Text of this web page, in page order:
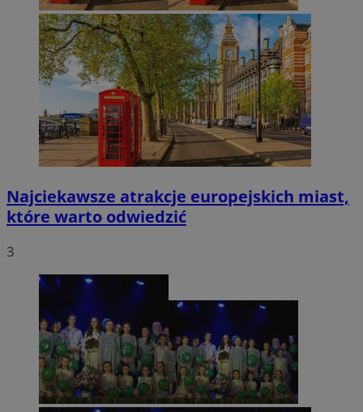
Najciekawsze atrakcje europejskich miast,
które warto odwiedzić
3